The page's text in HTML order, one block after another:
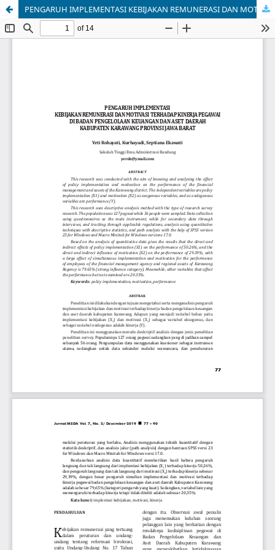
PENGARUH IMPLEMENTASI KEBIJAKAN REMUNERASI DAN MOTIVASI TERHADAP KINERJA PEGAWAI DI BADAN PENGELOLAAN KEUANGAN DAN ASET DAERAH KABUPATEN KARAWANG PROVINSI JAWA BARAT